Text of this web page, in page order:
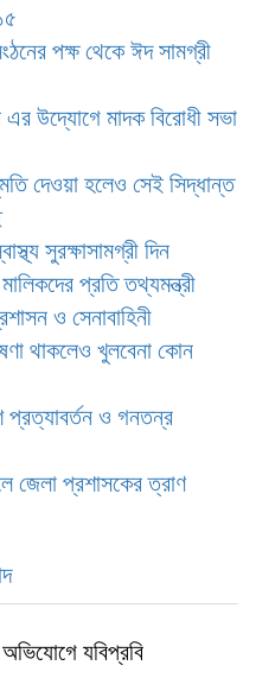
পক্ষ থেকে ঈদ সামগ্রী
এর উদ্যোগে মাদক বিরোধী সভা
দেওয়া হলেও সেই সিদ্ধান্ত
সুরক্ষাসামগ্রী দিন
প্রতি তথ্যমন্ত্রী
ও সেনাবাহিনী
থাকলেও খুলবেনা কোন
প্রত্যাবর্তন ও গনতন্র
জেলা প্রশাসকের ত্রাণ
অভিযোগে যবিপ্রবি